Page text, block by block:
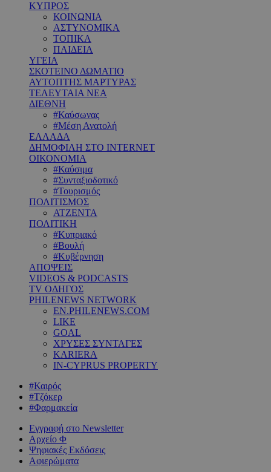
ΚΥΠΡΟΣ
ΚΟΙΝΩΝΙΑ
ΑΣΤΥΝΟΜΙΚΑ
ΤΟΠΙΚΑ
ΠΑΙΔΕΙΑ
ΥΓΕΙΑ
ΣΚΟΤΕΙΝΟ ΔΩΜΑΤΙΟ
ΑΥΤΟΠΤΗΣ ΜΑΡΤΥΡΑΣ
ΤΕΛΕΥΤΑΙΑ ΝΕΑ
ΔΙΕΘΝΗ
#Καύσωνας
#Μέση Ανατολή
ΕΛΛΑΔΑ
ΔΗΜΟΦΙΛΗ ΣΤΟ INTERNET
ΟΙΚΟΝΟΜΙΑ
#Καύσιμα
#Συνταξιοδοτικό
#Τουρισμός
ΠΟΛΙΤΙΣΜΟΣ
ΑΤΖΕΝΤΑ
ΠΟΛΙΤΙΚΗ
#Κυπριακό
#Βουλή
#Κυβέρνηση
ΑΠΟΨΕΙΣ
VIDEOS & PODCASTS
TV ΟΔΗΓΟΣ
PHILENEWS NETWORK
EN.PHILENEWS.COM
LIKE
GOAL
ΧΡΥΣΕΣ ΣΥΝΤΑΓΕΣ
KARIERA
IN-CYPRUS PROPERTY
#Καιρός
#Τζόκερ
#Φαρμακεία
Εγγραφή στο Newsletter
Αρχείο Φ
Ψηφιακές Εκδόσεις
Αφιερώματα